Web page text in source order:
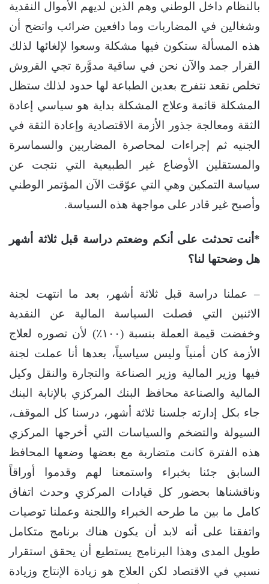
بالنظام داخل الوطني وهم الذين لديهم الأموال النقدية
وشغالين في المضاربات وما دافعين ضرائب واتضح أن
هذه المسألة ستكون فيها مشكلة وسعوا لإلغائها لذلك
القرار جمد والآن نحن في ساقية مدوَّرة تجي القروش
تخلص نقعد نتفرج بعدين الطباعة لها حدود لذلك ستظل
المشكلة قائمة وعلاج المشكلة بداية هو سياسي إعادة
الثقة ومعالجة جذور الأزمة الاقتصادية وإعادة الثقة في
الجنيه ثم إجراءات لمحاصرة المضاربين والسماسرة
والمستقلين الأوضاع غير الطبيعية التي نتجت عن
سياسة التمكين وهي التي عوّقت الآن المؤتمر الوطني
وأصبح غير قادر على مواجهة هذه السياسة.
*أنت تحدثت على أنكم وضعتم دراسة قبل ثلاثة أشهر
هل وضحتها لنا؟
– عملنا دراسة قبل ثلاثة أشهر، بعد ما انتهت لجنة
الاثنين التي فصلت السياسة المالية عن النقدية
وخفضت قيمة العملة بنسبة (١٠٠٪؜) لأن تصوره لعلاج
الأزمة كان أمنياً وليس سياسياً، بعدها أنا عملت لجنة
فيها وزير المالية وزير الصناعة والتجارة والنقل وكيل
المالية والصناعة محافظ البنك المركزي بالإنابة البنك
جاء بكل إدارته جلسنا ثلاثة أشهر، درسنا كل الموقف،
السيولة والتضخم والسياسات التي أخرجها المركزي
هذه الفترة كانت متضاربة مع بعضها وضعها المحافظ
السابق جئنا بخبراء واستمعنا لهم وقدموا أوراقاً
وناقشناها بحضور كل قيادات المركزي وحدث اتفاق
كامل ما بين ما طرحه الخبراء واللجنة وعملنا توصيات
واتفقنا على أنه لابد أن يكون هناك برنامج متكامل
طويل المدى وهذا البرنامج يستطيع أن يحقق استقرار
نسبي في الاقتصاد لكن العلاج هو زيادة الإنتاج وزيادة